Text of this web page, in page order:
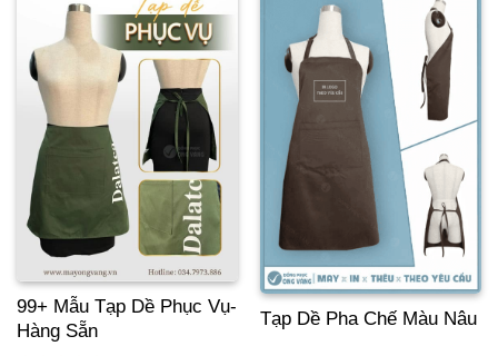
Tạp Dề Pha Chế Màu Nâu
99+ Mẫu Tạp Dề Phục Vụ-
Hàng Sẵn